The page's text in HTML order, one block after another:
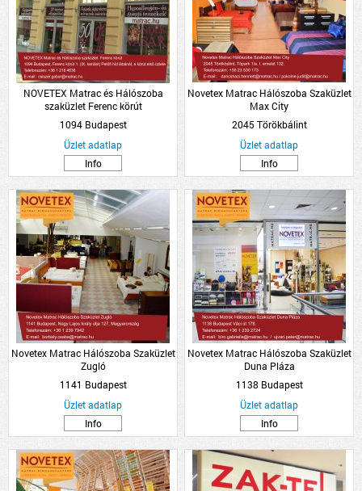
NOVETEX Matrac és Hálószoba
szaküzlet Ferenc körút
1094 Budapest
Üzlet adatlap
Info
Novetex Matrac Hálószoba Szaküzlet
Max City
2045 Törökbálint
Üzlet adatlap
Info
Novetex Matrac Hálószoba Szaküzlet
Zugló
1141 Budapest
Üzlet adatlap
Info
Novetex Matrac Hálószoba Szaküzlet
Duna Pláza
1138 Budapest
Üzlet adatlap
Info